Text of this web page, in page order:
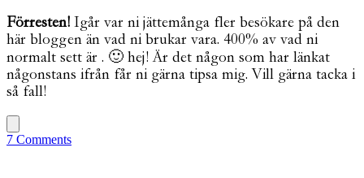
Förresten! Igår var ni jättemånga fler besökare på den
här bloggen än vad ni brukar vara. 400% av vad ni
normalt sett är . 🙂 hej! Är det någon som har länkat
någonstans ifrån får ni gärna tipsa mig. Vill gärna tacka i
så fall!
7 Comments